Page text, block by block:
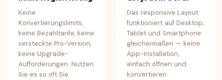
Keine
Konvertierungslimits,
keine Bezahltarife, keine
versteckte Pro-Version,
keine Upgrade-
Aufforderungen. Nutzen
Sie es so oft Sie
Das responsive Layout
funktioniert auf Desktop,
Tablet und Smartphone
gleichermaßen — keine
App-Installation,
einfach öffnen und
konvertieren.